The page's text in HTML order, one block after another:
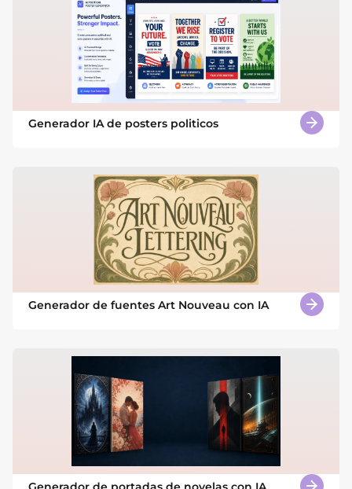
Generador IA de posters politicos
Generador de fuentes Art Nouveau con IA